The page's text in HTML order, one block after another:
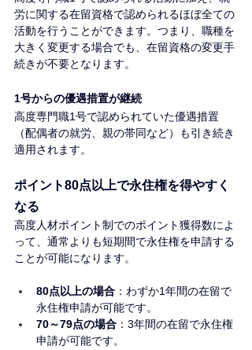
労に関する在留資格で認められるほぼ全ての
活動を行うことができます。つまり、職種を
大きく変更する場合でも、在留資格の変更手
続きが不要となります。
1号からの優遇措置が継続
高度専門職1号で認められていた優遇措置
（配偶者の就労、親の帯同など）も引き続き
適用されます。
ポイント80点以上で永住権を得やすく
なる
高度人材ポイント制でのポイント獲得数によ
って、通常よりも短期間で永住権を申請する
ことが可能になります。
80点以上の場合 ：わずか1年間の在留で
永住権申請が可能です。
70～79点の場合 ：3年間の在留で永住権
申請が可能です。